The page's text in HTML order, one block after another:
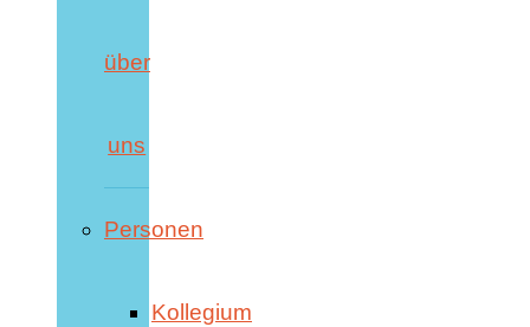
über
uns
Personen
Kollegium